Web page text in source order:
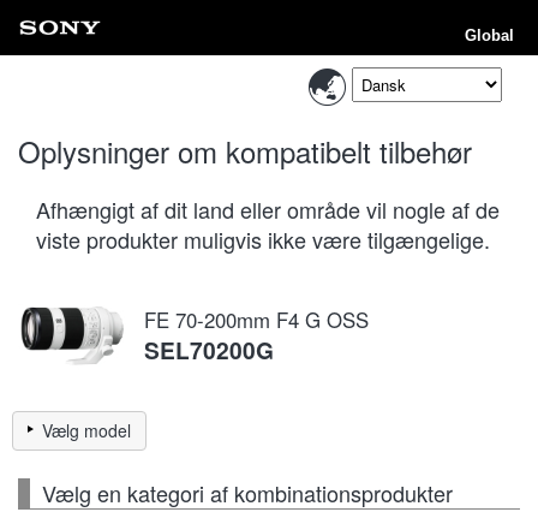
Global
Oplysninger om kompatibelt tilbehør
Afhængigt af dit land eller område vil nogle af de
viste produkter muligvis ikke være tilgængelige.
FE 70-200mm F4 G OSS
SEL70200G
Vælg model
Vælg en kategori af kombinationsprodukter